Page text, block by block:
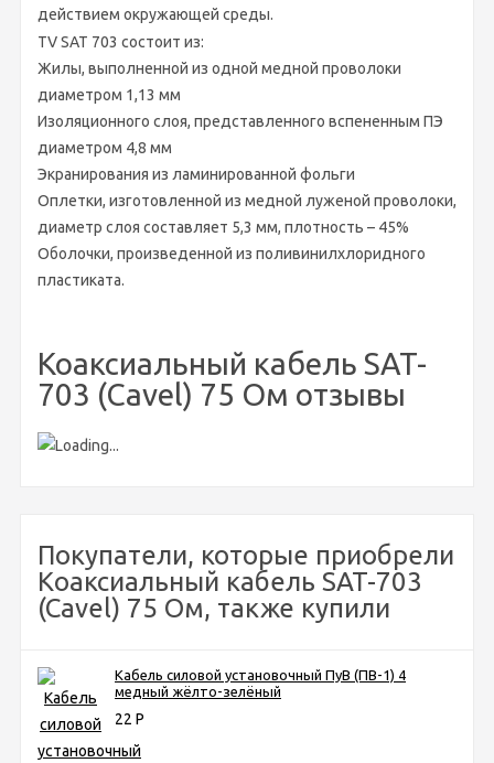
действием окружающей среды.
TV SAT 703 состоит из:
Жилы, выполненной из одной медной проволоки
диаметром 1,13 мм
Изоляционного слоя, представленного вспененным ПЭ
диаметром 4,8 мм
Экранирования из ламинированной фольги
Оплетки, изготовленной из медной луженой проволоки,
диаметр слоя составляет 5,3 мм, плотность – 45%
Оболочки, произведенной из поливинилхлоридного
пластиката.
Коаксиальный кабель SAT-
703 (Cavel) 75 Ом отзывы
Покупатели, которые приобрели
Коаксиальный кабель SAT-703
(Cavel) 75 Ом, также купили
Кабель силовой установочный ПуВ (ПВ-1) 4
медный жёлто-зелёный
22 Р